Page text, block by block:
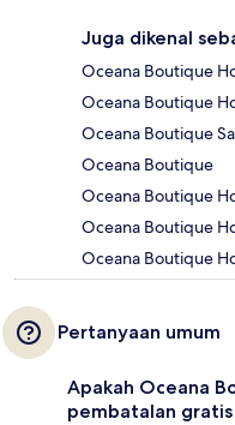
Juga dikenal
Oceana Boutique
Oceana Boutique
Oceana Boutique
Oceana Boutique
Oceana Boutique
Oceana Boutique
Oceana Boutique
Pertanyaan umum
Apakah Oceana
pembatalan